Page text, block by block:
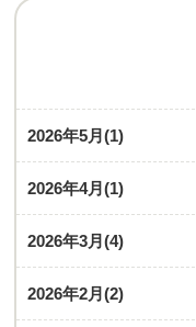
2026年5月(1)
2026年4月(1)
2026年3月(4)
2026年2月(2)